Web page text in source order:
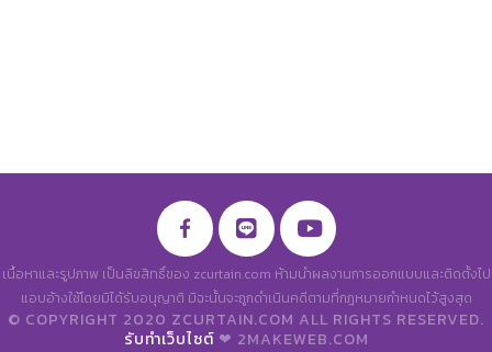
เนื้อหาและรูปภาพ เป็นลิขสิทธิ์ของ zcurtain.com ห้ามนำผลงานการออกแบบและติดตั้งไป
แอบอ้างใช้โดยมิได้รับอนุญาติ มิฉะนั้นจะถูกดำเนินคดีตามที่กฎหมายกำหนดไว้สูงสุด
© COPYRIGHT 2020 ZCURTAIN.COM ALL RIGHTS RESERVED.
รับทำเว็บไซต์❤ 2MAKEWEB.COM